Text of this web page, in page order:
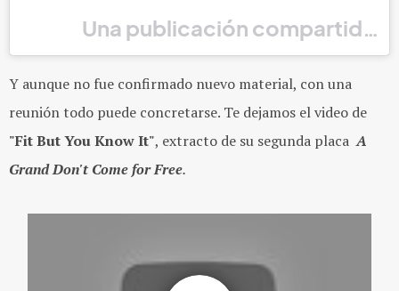
Una publicación compartida
Y aunque no fue confirmado nuevo material, con una
reunión todo puede concretarse. Te dejamos el video de
"Fit But You Know It", extracto de su segunda placaA
Grand Don't Come for Free.